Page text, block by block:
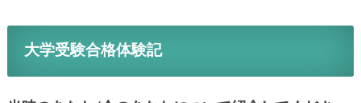
大学受験合格体験記